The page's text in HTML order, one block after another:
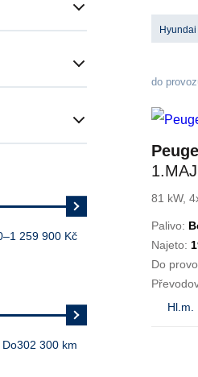
–1 259 900 Kč
Do302 300 km
Hyundai
do
81 kW,
Palivo:
Najeto:
Do
Hl.m.